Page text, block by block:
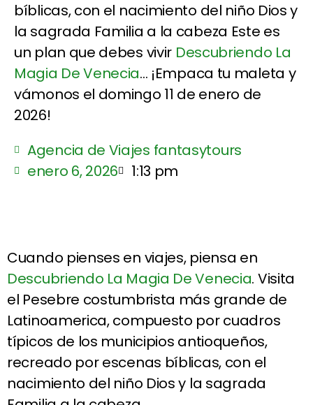
bíblicas, con el nacimiento del niño Dios y
la sagrada Familia a la cabeza Este es
un plan que debes vivir Descubriendo La
Magia De Venecia... ¡Empaca tu maleta y
vámonos el domingo 11 de enero de
2026!
Agencia de Viajes fantasytours
enero 6, 2026
1:13 pm
Cuando pienses en viajes, piensa en
Descubriendo La Magia De Venecia. Visita
el Pesebre costumbrista más grande de
Latinoamerica, compuesto por cuadros
típicos de los municipios antioqueños,
recreado por escenas bíblicas, con el
nacimiento del niño Dios y la sagrada